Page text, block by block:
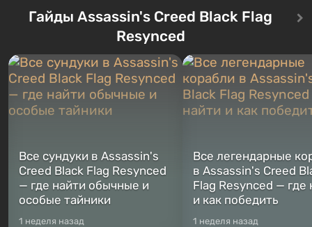
Оно же, по задумке специалистов
Vault-Tec, должно открыться
первым после того, как на
Место действия Fallout...
сразу трех персонажей:
Тревора и Франклина,
Жанр и...
Гайды Assassin's Creed Black Flag
Resynced
Все сундуки в Assassin's
Creed Black Flag Resynced
— где найти обычные и
особые тайники
1 неделя назад
Все легендарные
в Assassin's Creed
Flag Resynced — где
и как победить
1 неделя назад